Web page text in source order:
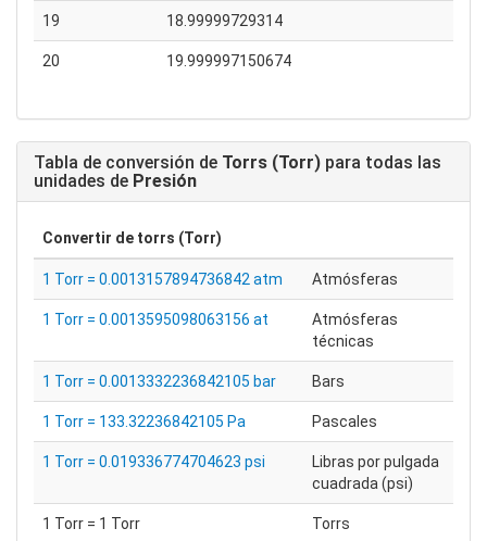
19 18.99999729314
20 19.999997150674
Tabla de conversión de Torrs (Torr) para todas las
unidades de Presión
Convertir de torrs (Torr)
1 Torr = 0.0013157894736842 atm Atmósferas
1 Torr = 0.0013595098063156 at
Atmósferas
técnicas
1 Torr = 0.0013332236842105 bar Bars
1 Torr = 133.32236842105 Pa Pascales
1 Torr = 0.019336774704623 psi
Libras por pulgada
cuadrada (psi)
1 Torr = 1 Torr Torrs